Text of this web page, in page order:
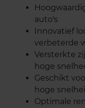
auto's
Innovatief
verbeterde
Versterkte
hoge
Geschikt
hoge
Optimale